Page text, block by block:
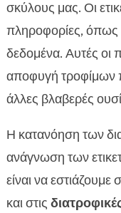
σκύλους μας. Οι
πληροφορίες, όπως
δεδομένα. Αυτές οι
αποφυγή τροφίμων
άλλες βλαβερές
Η κατανόηση των
ανάγνωση των
είναι να
και στις